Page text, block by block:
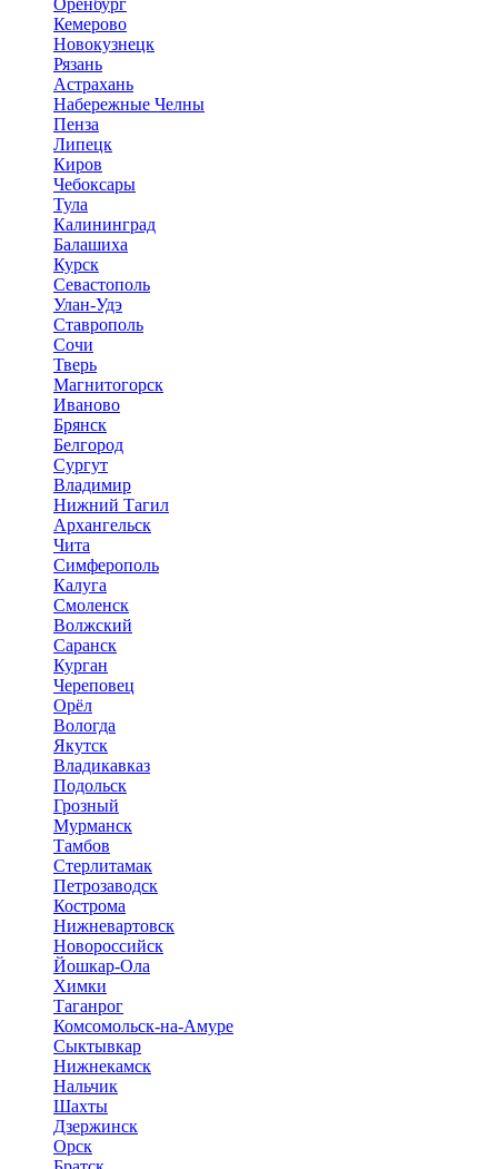
Кемерово
Новокузнецк
Рязань
Астрахань
Набережные Челны
Пенза
Липецк
Киров
Чебоксары
Тула
Калининград
Балашиха
Курск
Севастополь
Улан-Удэ
Ставрополь
Сочи
Тверь
Магнитогорск
Иваново
Брянск
Белгород
Сургут
Владимир
Нижний Тагил
Архангельск
Чита
Симферополь
Калуга
Смоленск
Волжский
Саранск
Курган
Череповец
Орёл
Вологда
Якутск
Владикавказ
Подольск
Грозный
Мурманск
Тамбов
Стерлитамак
Петрозаводск
Кострома
Нижневартовск
Новороссийск
Йошкар-Ола
Химки
Таганрог
Комсомольск-на-Амуре
Сыктывкар
Нижнекамск
Нальчик
Шахты
Дзержинск
Орск